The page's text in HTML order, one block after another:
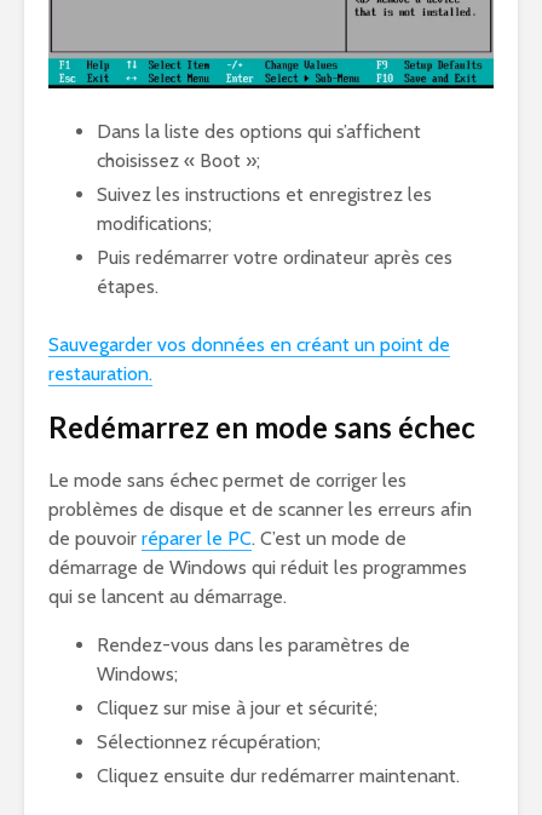
Dans la liste des options qui s’affichent
choisissez « Boot »;
Suivez les instructions et enregistrez les
modifications;
Puis redémarrer votre ordinateur après ces
étapes.
Sauvegarder vos données en créant un point de
restauration.
Redémarrez en mode sans échec
Le mode sans échec permet de corriger les
problèmes de disque et de scanner les erreurs afin
de pouvoir réparer le PC. C’est un mode de
démarrage de Windows qui réduit les programmes
qui se lancent au démarrage.
Rendez-vous dans les paramètres de
Windows;
Cliquez sur mise à jour et sécurité;
Sélectionnez récupération;
Cliquez ensuite dur redémarrer maintenant.